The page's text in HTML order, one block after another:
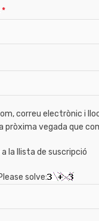
*
correu electrònic i
pròxima vegada que
la llista de suscripció
solve: